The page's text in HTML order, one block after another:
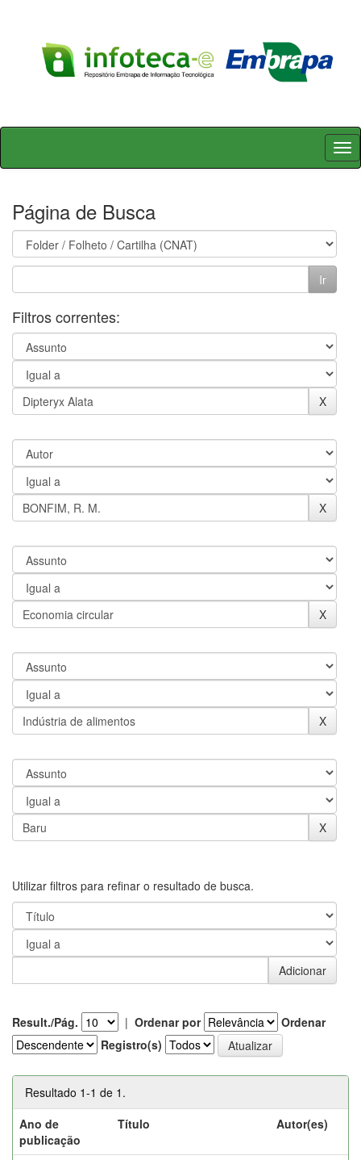
Skip
Página de Busca
Filtros correntes:
Utilizar filtros para refinar o resultado de busca.
Result./Pág. | Ordenar por
Ordenar
Registro(s)
Resultado 1-1 de 1.
Ano de
publicação
Título Autor(es)